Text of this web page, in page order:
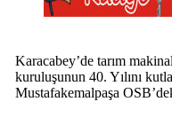
Karacabey’de tarım
kuruluşunun 40. Yılını
Mustafakemalpaşa